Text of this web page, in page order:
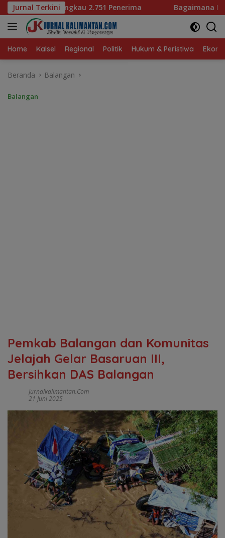
Langsung
ke
konten
Jurnal Terkini Bagaimana KIP Hadapi Deepfake dan Hoaks?
Home Kalsel Regional Politik Hukum & Peristiwa
Beranda Balangan
Balangan
Pemkab Balangan dan Komunitas
Jelajah Gelar Basaruan III,
Bersihkan DAS Balangan
Jurnalkalimantan.com
21 Juni 2025